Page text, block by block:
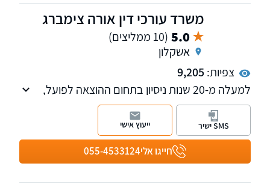
משרד עורכי דין אורה צימברג
5.0 (10 ממליצים)
אשקלון
צפיות:9,205
למעלה מ-20 שנות ניסיון בתחום ההוצאה לפועל,
חדלות הפירעון, מחיקת חובות ועוד. המשרד עוסק
גם בתחומי דיני המשפחה, המשפט האזרחי,
המשפט הצבאי והצבאי-פלילי. מעניקים שירות
משפטי מתל אביב ועד באר שבע. ניתן לקיים
פגישה באזור מגוריכם.
חייגו אלי055-4533124
SMS ישיר ייעוץ אישי